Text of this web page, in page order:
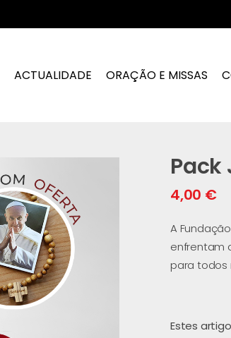
ACTUALIDADE ORAÇÃO E MISSAS
Pack
4,00 €
A
enfrentam
para todos
Estes